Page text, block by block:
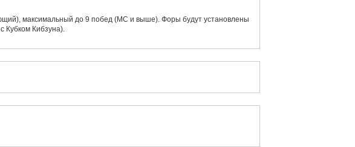
максимальный до 9 побед (МС и выше). Форы будут установлены
Кубком Кибзуна).